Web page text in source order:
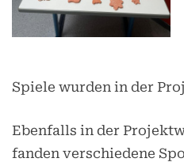
Spiele wurden in der
Ebenfalls in der
fanden verschiedene